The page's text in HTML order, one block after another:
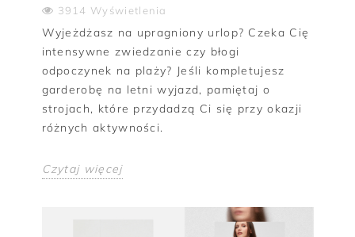
3914 Wyświetlenia
Wyjeżdżasz na upragniony urlop? Czeka Cię
intensywne zwiedzanie czy błogi
odpoczynek na plaży? Jeśli kompletujesz
garderobę na letni wyjazd, pamiętaj o
strojach, które przydadzą Ci się przy okazji
różnych aktywności.
Czytaj więcej